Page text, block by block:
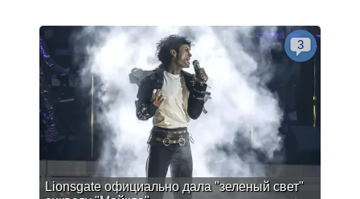
Lionsgate официально дала "зеленый свет"
3